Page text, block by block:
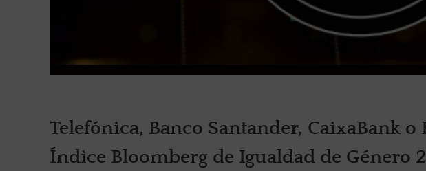
Telefónica, Banco Santander, CaixaBank
Índice Bloomberg de Igualdad de Género